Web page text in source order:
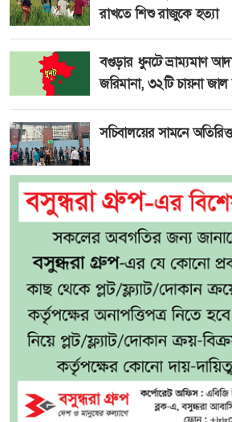
রাখতে শিশু রাজুকে হত্যা
বগুড়ার ধুনটে ভ্রাম্যমাণ
জরিমানা, ৩২টি চায়না জাল
সচিবালয়ের সামনে